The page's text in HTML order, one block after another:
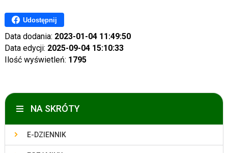
Udostępnij
Data dodania: 2023-01-04 11:49:50
Data edycji: 2025-09-04 15:10:33
Ilość wyświetleń: 1795
NA SKRÓTY
E-DZIENNIK